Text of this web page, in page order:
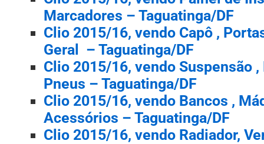
Marcadores – Taguatinga/DF
Clio 2015/16, vendo Capô ,
Geral – Taguatinga/DF
Clio 2015/16, vendo Suspensão ,
Pneus – Taguatinga/DF
Clio 2015/16, vendo Bancos ,
Acessórios – Taguatinga/DF
Clio 2015/16, vendo Radiador,